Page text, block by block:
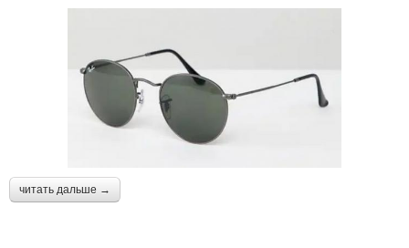
читать дальше →